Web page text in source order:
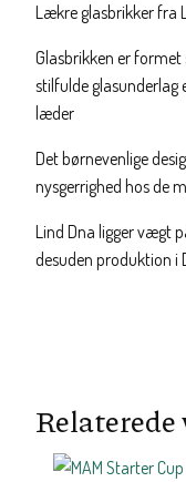
Lækre glasbrikker fra
Glasbrikken er
stilfulde glasunderlag
læder
Det børnevenlige
nysgerrighed hos de
Lind Dna ligger vægt
desuden produktion i
Relaterede